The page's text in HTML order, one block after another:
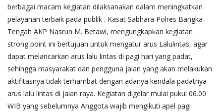
berbagai macam kegiatan dilaksanakan dalam meningkatkan
pelayanan terbaik pada publik . Kasat Sabhara Polres Bangka
Tengah AKP Nasrun M. Betawi, mengungkapkan kegiatan
strong point ini bertujuan untuk mengatur arus Lalulintas, agar
dapat melancarkan arus lalu lintas di pagi hari yang padat,
sehingga masyarakat dan pengguna jalan yang akan melakukan
aktifitasnya tidak terhambat dengan adanya kendala padatnya
arus lalu lintas di jalan raya. Kegiatan digelar mulai pukul 06.00
WIB yang sebelumnya Anggota wajib mengikuti apel pagi